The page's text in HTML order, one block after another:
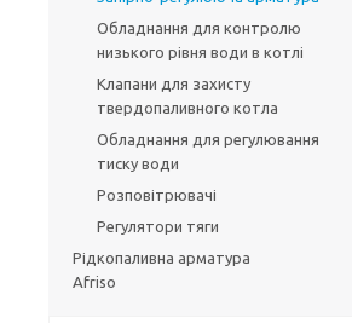
Обладнання для контролю
низького рівня води в котлі
Клапани для захисту
твердопаливного котла
Обладнання для регулювання
тиску води
Розповітрювачі
Регулятори тяги
Рідкопаливна арматура
Afriso